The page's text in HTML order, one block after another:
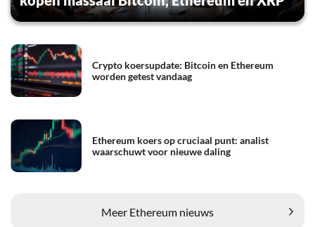
Crypto koersupdate: Bitcoin en Ethereum
worden getest vandaag
Ethereum koers op cruciaal punt: analist
waarschuwt voor nieuwe daling
Meer Ethereum nieuws